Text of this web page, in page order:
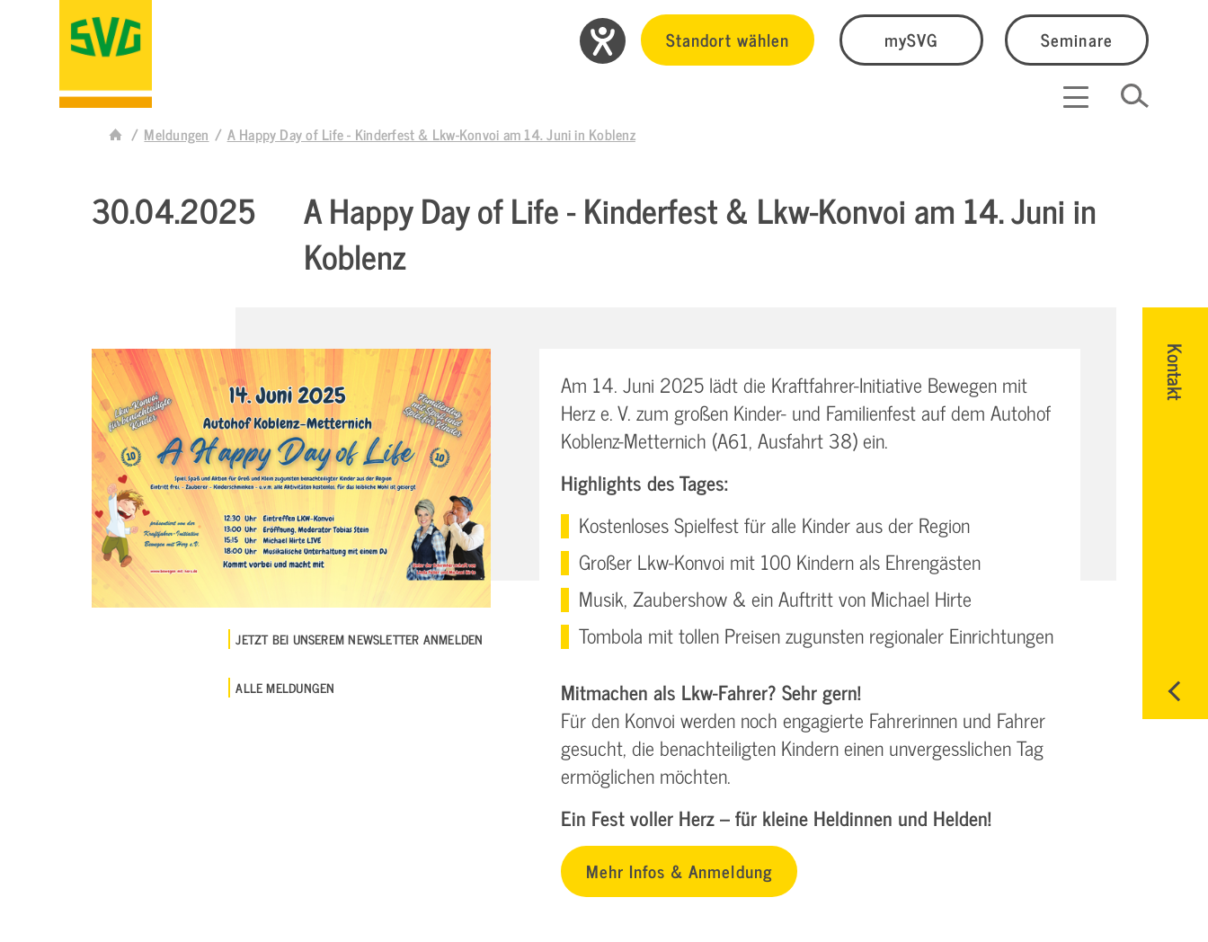
Standort wählen mySVG Seminare
Kontakt
Meldungen A Happy Day of Life - Kinderfest & Lkw-Konvoi am 14. Juni in Koblenz
30.04.2025
A Happy Day of Life - Kinderfest & Lkw-Konvoi am 14. Juni in
Koblenz
JETZT BEI UNSEREM NEWSLETTER ANMELDEN
ALLE MELDUNGEN
Am 14. Juni 2025 lädt die Kraftfahrer-Initiative Bewegen mit
Herz e. V. zum großen Kinder- und Familienfest auf dem Autohof
Koblenz-Metternich (A61, Ausfahrt 38) ein.
Highlights des Tages:
Kostenloses Spielfest für alle Kinder aus der Region
Großer Lkw-Konvoi mit 100 Kindern als Ehrengästen
Musik, Zaubershow & ein Auftritt von Michael Hirte
Tombola mit tollen Preisen zugunsten regionaler Einrichtungen
Mitmachen als Lkw-Fahrer? Sehr gern!
Für den Konvoi werden noch engagierte Fahrerinnen und Fahrer
gesucht, die benachteiligten Kindern einen unvergesslichen Tag
ermöglichen möchten.
Ein Fest voller Herz – für kleine Heldinnen und Helden!
Mehr Infos & Anmeldung